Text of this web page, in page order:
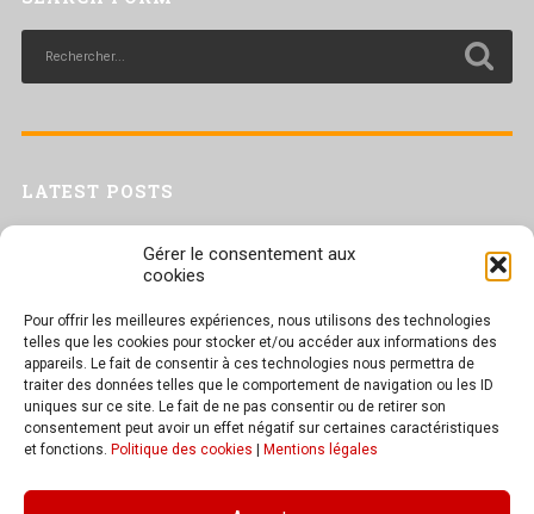
Gérer le consentement aux
cookies
Pour offrir les meilleures expériences, nous utilisons des technologies
telles que les cookies pour stocker et/ou accéder aux informations des
appareils. Le fait de consentir à ces technologies nous permettra de
traiter des données telles que le comportement de navigation ou les ID
uniques sur ce site. Le fait de ne pas consentir ou de retirer son
consentement peut avoir un effet négatif sur certaines caractéristiques
et fonctions. Politique des cookies Mentions légales
LATEST POSTS
Trac confédéral sur les situations de travail par forte chaleur
Séance plénière du CESER du 23 juin 2026
Tract UD 25 — Une nouvelle attaque contre nos droits : les arrêts
maladie
TEXT WIDGET